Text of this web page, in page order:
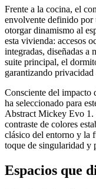
Frente a la cocina, el
envolvente definido por
otorgar dinamismo al
esta vivienda: accesos
integradas, diseñadas a
suite principal, el
garantizando
Consciente del impacto
ha seleccionado para
Abstract Mickey Evo 1.
contraste de colores
clásico del entorno y la
toque de singularidad y
Espacios que